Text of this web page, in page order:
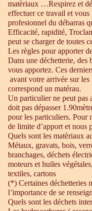
matèriaux …Respirez et
effectuer ce travail et vous
profesionnel du débarras
Efficacité, rapidité,
peut se charger de toutes
Les règles pour apporter
Dans une déchetterie, des
vous apportez. Ces
avant votre arrivée sur
correspond un matérau.
Un particulier ne peut pas
doit pas dépasser
pour les particuliers. Pour
de limite d’apport et nous
Quels sont les matèriaux
Métaux, gravats, bois,
branchages, déchets
moteurs et huiles
textiles, cartons
(*) Certaines déchetteries
l’importance de se
Quels sont les déchets